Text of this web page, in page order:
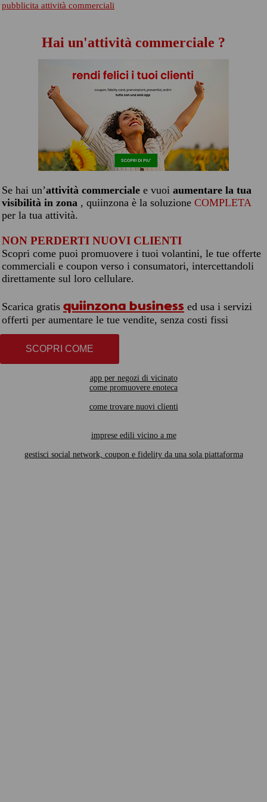
pubblicita attività commerciali
Hai un'attività commerciale ?
Se hai un’attività commerciale e vuoi aumentare la tua
visibilità in zona , quiinzona è la soluzione COMPLETA
per la tua attività.
NON PERDERTI NUOVI CLIENTI
Scopri come puoi promuovere i tuoi volantini, le tue offerte
commerciali e coupon verso i consumatori, intercettandoli
direttamente sul loro cellulare.
Scarica gratis quiinzona business ed usa i servizi
offerti per aumentare le tue vendite, senza costi fissi
SCOPRI COME
app per negozi di vicinato
come promuovere enoteca
come trovare nuovi clienti
imprese edili vicino a me
gestisci social network, coupon e fidelity da una sola piattaforma